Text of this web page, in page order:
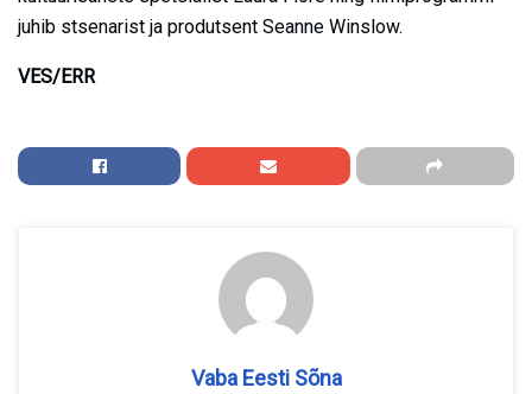
juhib stsenarist ja produtsent Seanne Winslow.
VES/ERR
Vaba Eesti Sõna